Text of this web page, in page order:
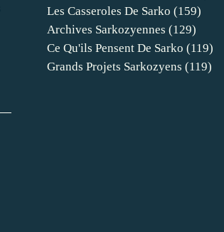
Les Casseroles De Sarko (159)
Archives Sarkozyennes (129)
Ce Qu'ils Pensent De Sarko (119)
Grands Projets Sarkozyens (119)